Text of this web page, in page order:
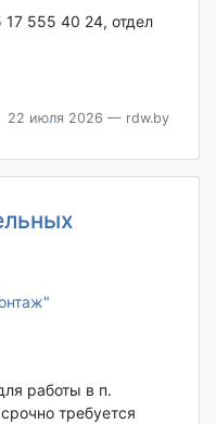
555 40 24, отдел
22 июля 2026 — rdw.by
работы в п.
требуется